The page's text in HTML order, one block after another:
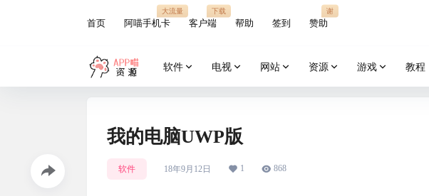
首页 阿喵手机卡
大流量
客户端
下载
帮助 签到 赞助
谢
软件 电视 网站 资源 游戏 教程
我的电脑UWP版
软件 18年9月12日 1 868